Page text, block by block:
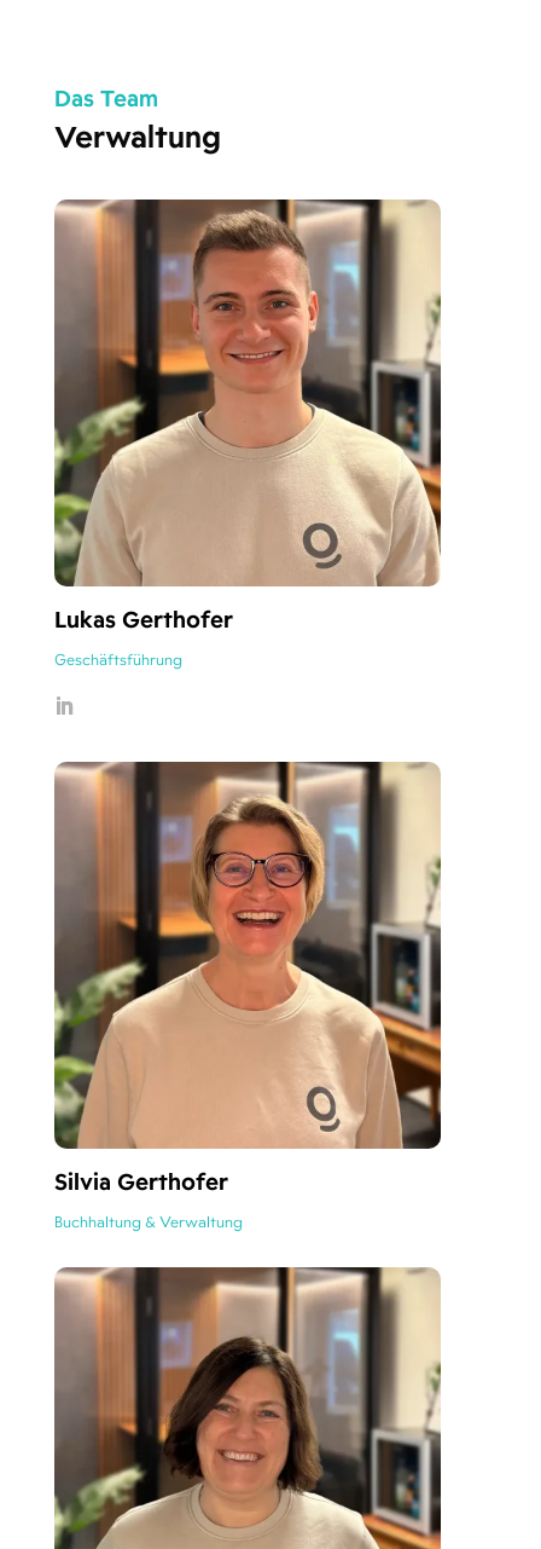
Das Team
Verwaltung
Lukas Gerthofer
Geschäftsführung
Silvia Gerthofer
Buchhaltung & Verwaltung